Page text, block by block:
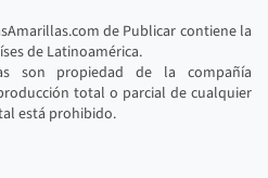
de Publicar contiene la
de Latinoamérica.
son propiedad de la compañía
total o parcial de cualquier
está prohibido.